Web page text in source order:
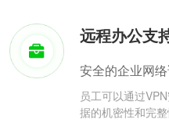
远程办公支
安全的企业网
员工可以通过
据的机密性和完整